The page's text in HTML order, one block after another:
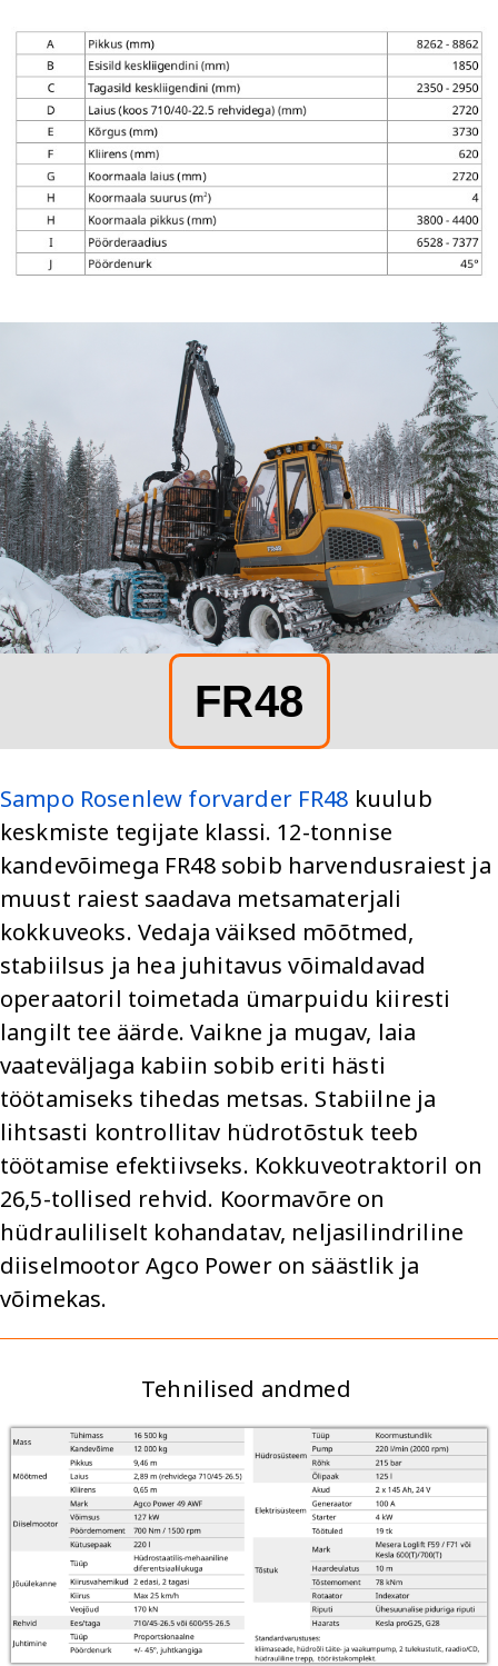
FR48
Sampo Rosenlew forvarder FR48 kuulub
keskmiste tegijate klassi. 12-tonnise
kandevõimega FR48 sobib harvendusraiest ja
muust raiest saadava metsamaterjali
kokkuveoks. Vedaja väiksed mõõtmed,
stabiilsus ja hea juhitavus võimaldavad
operaatoril toimetada ümarpuidu kiiresti
langilt tee äärde. Vaikne ja mugav, laia
vaateväljaga kabiin sobib eriti hästi
töötamiseks tihedas metsas. Stabiilne ja
lihtsasti kontrollitav hüdrotõstuk teeb
töötamise efektiivseks. Kokkuveotraktoril on
26,5-tollised rehvid. Koormavõre on
hüdrauliliselt kohandatav, neljasilindriline
diiselmootor Agco Power on säästlik ja
võimekas.
Tehnilised andmed